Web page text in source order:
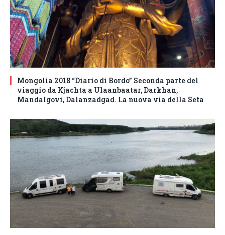
Mongolia 2018 “Diario di Bordo” Seconda parte del
viaggio da Kjachta a Ulaanbaatar, Darkhan,
Mandalgovi, Dalanzadgad. La nuova via della Seta